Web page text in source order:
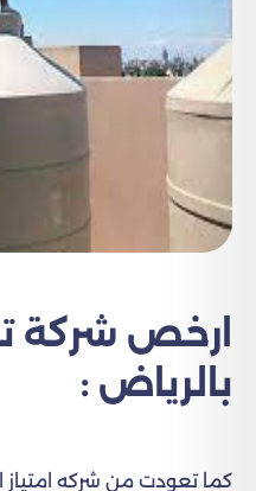
ارخص شركة
بالرياض :
كما تعودت من شركه امتياز